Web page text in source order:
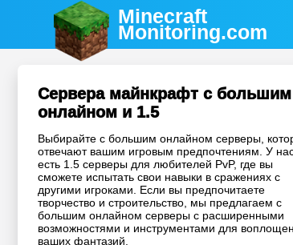
Minecraft
Monitoring.com
Сервера майнкрафт с большим
онлайном и 1.5
Выбирайте с большим онлайном серверы,
отвечают вашим игровым предпочтениям. У
есть 1.5 серверы для любителей PvP, где вы
сможете испытать свои навыки в сражениях с
другими игроками. Если вы предпочитаете
творчество и строительство, мы предлагаем с
большим онлайном серверы с расширенными
возможностями и инструментами для
ваших фантазий.